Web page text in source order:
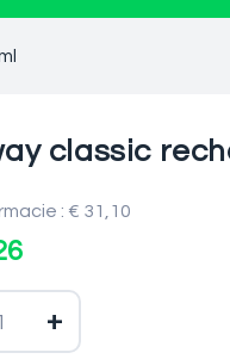
classic
: € 31,10
+